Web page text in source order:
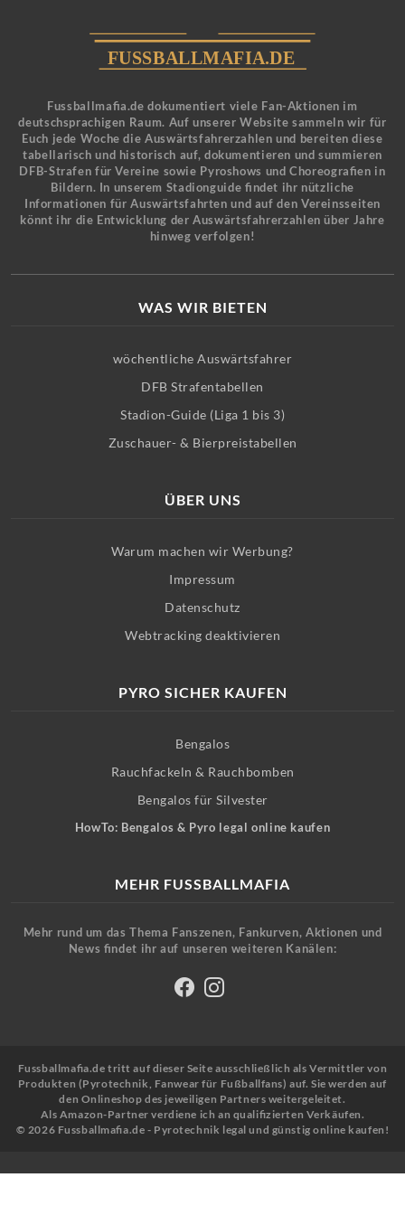
Fussballmafia.de dokumentiert viele Fan-Aktionen im
deutschsprachigen Raum. Auf unserer Website sammeln wir für
Euch jede Woche die Auswärtsfahrerzahlen und bereiten diese
tabellarisch und historisch auf, dokumentieren und summieren
DFB-Strafen für Vereine sowie Pyroshows und Choreografien in
Bildern. In unserem Stadionguide findet ihr nützliche
Informationen für Auswärtsfahrten und auf den Vereinsseiten
könnt ihr die Entwicklung der Auswärtsfahrerzahlen über Jahre
hinweg verfolgen!
WAS WIR BIETEN
wöchentliche Auswärtsfahrer
DFB Strafentabellen
Stadion-Guide (Liga 1 bis 3)
Zuschauer- & Bierpreistabellen
ÜBER UNS
Warum machen wir Werbung?
Impressum
Datenschutz
Webtracking deaktivieren
PYRO SICHER KAUFEN
Bengalos
Rauchfackeln & Rauchbomben
Bengalos für Silvester
HowTo: Bengalos & Pyro legal online kaufen
MEHR FUSSBALLMAFIA
Mehr rund um das Thema Fanszenen, Fankurven, Aktionen und
News findet ihr auf unseren weiteren Kanälen:
Fussballmafia.de tritt auf dieser Seite ausschließlich als Vermittler von
Produkten (Pyrotechnik, Fanwear für Fußballfans) auf. Sie werden auf
den Onlineshop des jeweiligen Partners weitergeleitet.
Als Amazon-Partner verdiene ich an qualifizierten Verkäufen.
© 2026 Fussballmafia.de - Pyrotechnik legal und günstig online kaufen!